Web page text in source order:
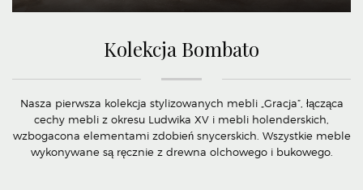
Kolekcja Bombato
Nasza pierwsza kolekcja stylizowanych mebli „Gracja”, łącząca
cechy mebli z okresu Ludwika XV i mebli holenderskich,
wzbogacona elementami zdobień snycerskich. Wszystkie meble
wykonywane są ręcznie z drewna olchowego i bukowego.